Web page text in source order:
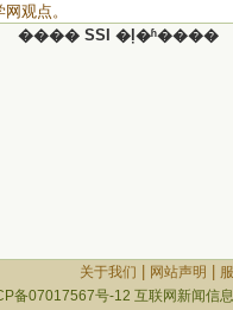
观点。
���� SSI �ļ�ʱ����
关于我们 网站声明
备07017567号-12 互联网新闻信